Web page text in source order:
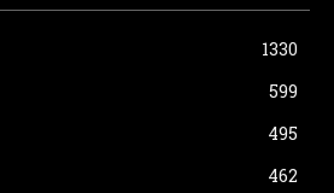
1330
599
495
462